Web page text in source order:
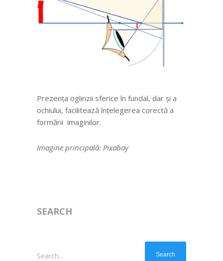
Prezența oglinzii sferice în fundal, dar și a
ochiului, facilitează înțelegerea corectă a
formării imaginilor.
Imagine principală: Pixabay
SEARCH
Search...